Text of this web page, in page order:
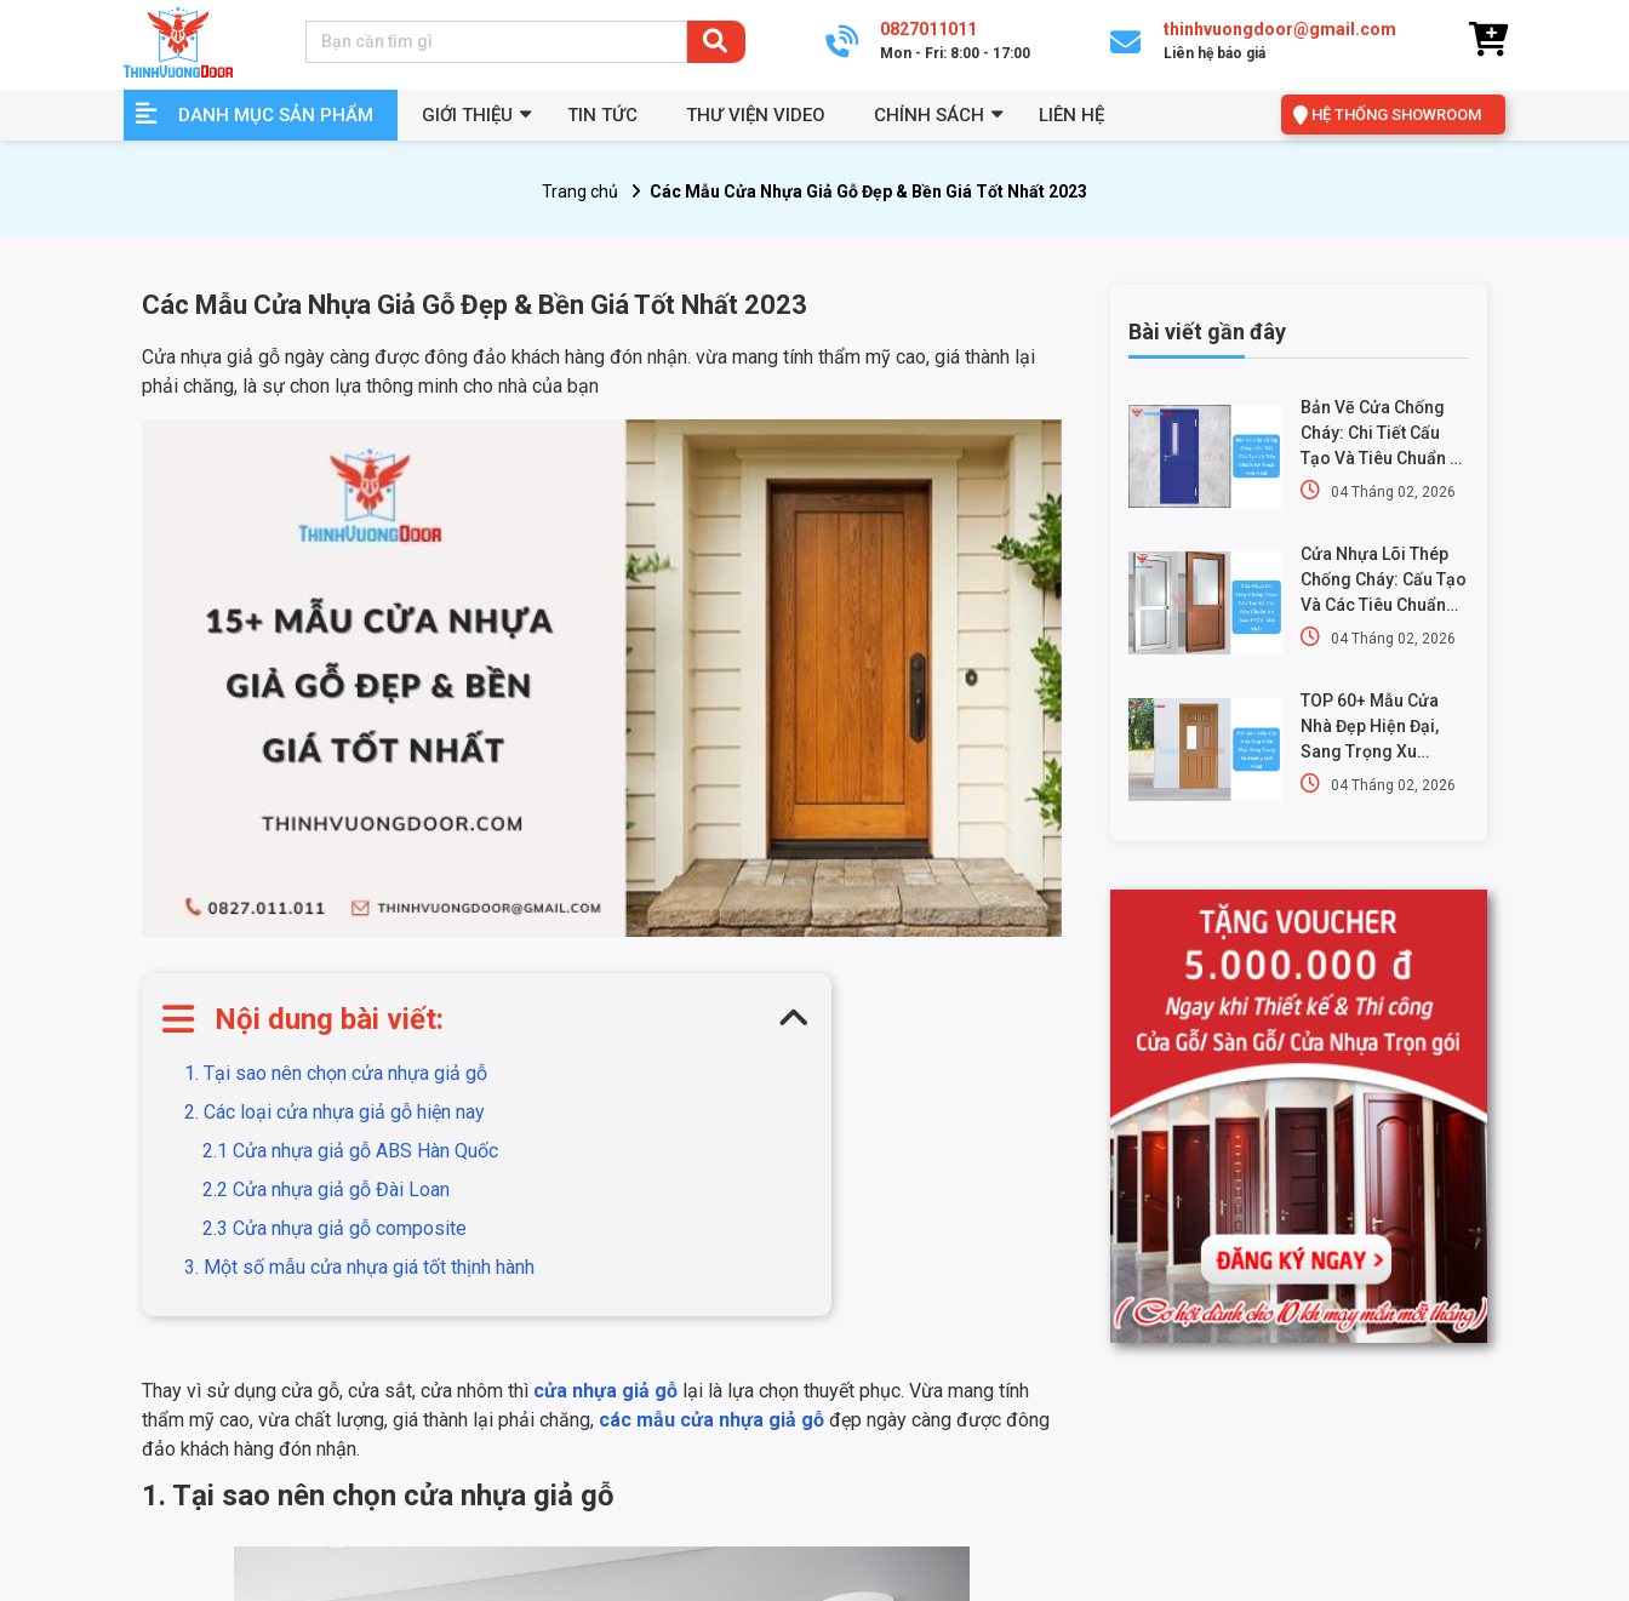
0827011011
Mon - Fri: 8:00 - 17:00
thinhvuongdoor@gmail.com
Liên hệ báo giá
DANH MỤC SẢN PHẨM GIỚI THIỆU TIN TỨC THƯ VIỆN VIDEO CHÍNH SÁCH LIÊN HỆ HỆ THỐNG SHOWROOM
Trang chủ Các Mẫu Cửa Nhựa Giả Gỗ Đẹp & Bền Giá Tốt Nhất 2023
Các Mẫu Cửa Nhựa Giả Gỗ Đẹp & Bền Giá Tốt Nhất 2023
Cửa nhựa giả gỗ ngày càng được đông đảo khách hàng đón nhận. vừa mang tính thẩm mỹ cao, giá thành lại
phải chăng, là sự chon lựa thông minh cho nhà của bạn
Nội dung bài viết:
1. Tại sao nên chọn cửa nhựa giả gỗ
2. Các loại cửa nhựa giả gỗ hiện nay
2.1 Cửa nhựa giả gỗ ABS Hàn Quốc
2.2 Cửa nhựa giả gỗ Đài Loan
2.3 Cửa nhựa giả gỗ composite
3. Một số mẫu cửa nhựa giá tốt thịnh hành
Thay vì sử dụng cửa gỗ, cửa sắt, cửa nhôm thì cửa nhựa giả gỗ lại là lựa chọn thuyết phục. Vừa mang tính
thẩm mỹ cao, vừa chất lượng, giá thành lại phải chăng, các mẫu cửa nhựa giả gỗ đẹp ngày càng được đông
đảo khách hàng đón nhận.
1. Tại sao nên chọn cửa nhựa giả gỗ
Bài viết gần đây
Bản Vẽ Cửa Chống
Cháy: Chi Tiết Cấu
Tạo Và Tiêu Chuẩn Kỹ
Thuật Mới Nhất
04 Tháng 02, 2026
Cửa Nhựa Lõi Thép
Chống Cháy: Cấu Tạo
Và Các Tiêu Chuẩn
An Toàn PCCC Mới
04 Tháng 02, 2026
TOP 60+ Mẫu Cửa
Nhà Đẹp Hiện Đại,
Sang Trọng Xu
Hướng Mới Nhất
04 Tháng 02, 2026